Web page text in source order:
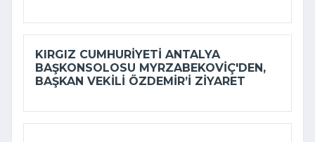
KIRGIZ CUMHURIYETI ANTALYA
BAŞKONSOLOSU MYRZABEKOVIÇ'DEN,
BAŞKAN VEKILI ÖZDEMIR’I ZIYARET